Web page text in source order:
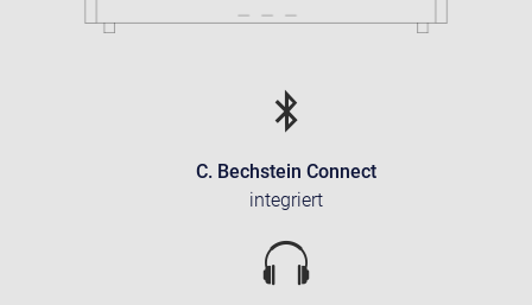
C. Bechstein Connect
integriert